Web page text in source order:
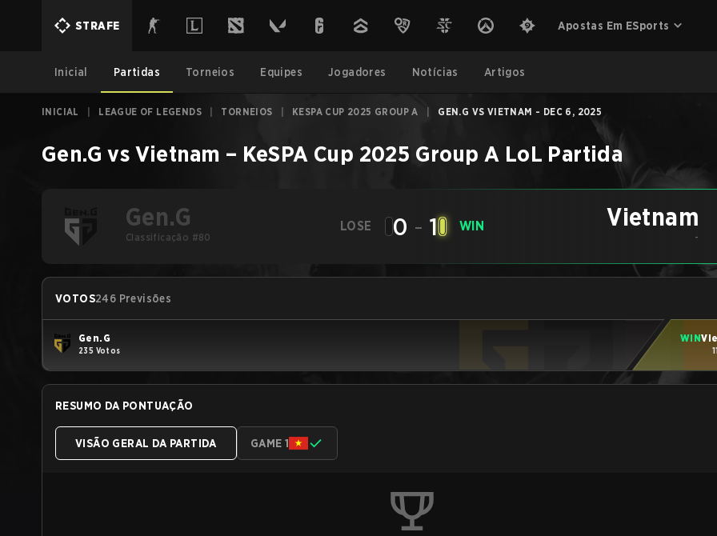
STRAFE Apostas Em ESports
Inicial Partidas Torneios Equipes Jogadores Notícias Artigos
INICIAL LEAGUE OF LEGENDS TORNEIOS KESPA CUP 2025 GROUP A GEN.G VS VIETNAM - DEC 6, 2025
Gen.G vs Vietnam – KeSPA Cup 2025 Group A LoL Partida
Gen.G
Classificação #80
LOSE 0 - 1 WIN Vietnam
-
VOTOS246 Previsões
Gen.G
235 Votos
WIN
RESUMO DA PONTUAÇÃO
VISÃO GERAL DA PARTIDA GAME 1